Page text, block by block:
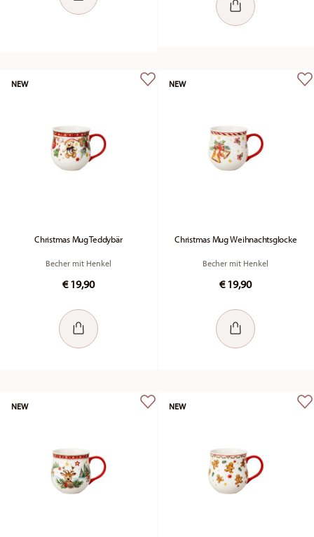
Christmas Mug Teddybär
Becher mit Henkel
€ 19,90
NEW
Christmas Mug Weihnachtsglocke
Becher mit Henkel
€ 19,90
NEW
NEW NEW